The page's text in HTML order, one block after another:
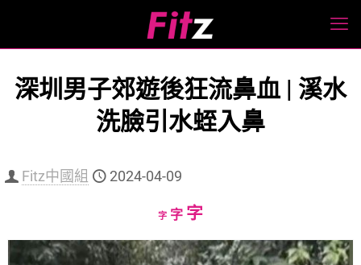
深圳男子郊遊後狂流鼻血 | 溪水
洗臉引水蛭入鼻
Fitz中國組 2024-04-09
字Decrease
size.
字Reset
size.
字Increase
size.